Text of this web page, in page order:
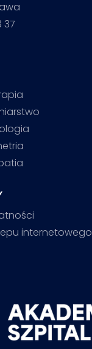
37
internetowego